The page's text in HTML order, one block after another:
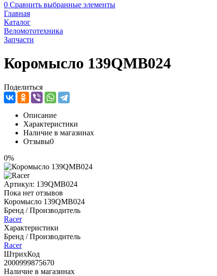
0 Сравнить выбранные элементы
Главная
Каталог
Веломототехника
Запчасти
Коромысло 139QMB024
Поделиться
Описание
Характеристики
Наличие в магазинах
Отзывы0
0%
Артикул: 139QMB024
Пока нет отзывов
Коромысло 139QMB024
Бренд / Производитель
Racer
Характеристики
Бренд / Производитель
Racer
ШтрихКод
2000999875670
Наличие в магазинах